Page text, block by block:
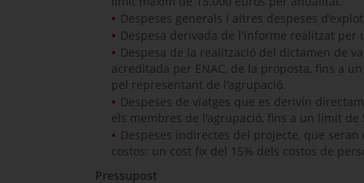
Despeses generals i altres despeses
Despesa derivada de l'informe realitzat
Despesa de la realització del dictamen de
acreditada per ENAC, de la proposta, fins a
pel representant de l'agrupació.
Despeses de viatges que es derivin
els membres de l'agrupació, fins a un límit de
Despeses indirectes del projecte, que
costos: un cost fix del 15% dels costos de
Pressupost